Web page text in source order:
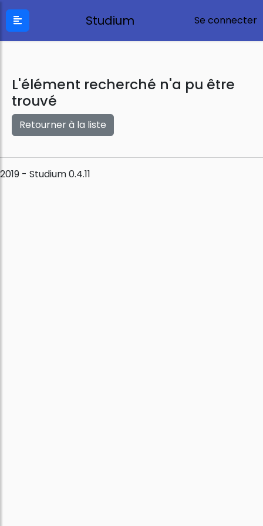
Studium Se connecter
L'élément recherché n'a pu être
trouvé
Retourner à la liste
2019 - Studium 0.4.11